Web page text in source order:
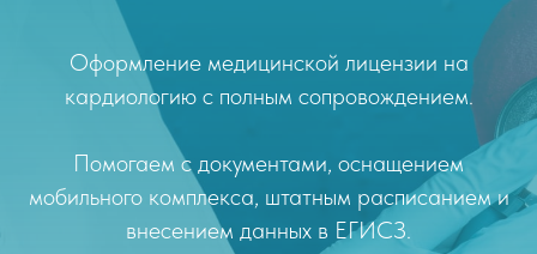
Оформление медицинской лицензии на
кардиологию с полным сопровождением.
Помогаем с документами, оснащением
мобильного комплекса, штатным расписанием и
внесением данных в ЕГИСЗ.